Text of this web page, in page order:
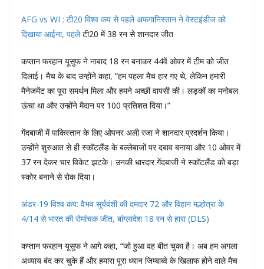
AFG vs WI : टी20 विश्व कप से पहले अफगानिस्तान ने वेस्टइंडीज को
दिखाया आईना, पहलेटी20 में 38 रन से शानदार जीत
कप्तान फरहान यूसुफ ने नाबाद 18 रन बनाकर 44वें ओवर में टीम को जीत
दिलाई। मैच के बाद उन्होंने कहा, “हम पहला मैच हार गए थे, लेकिन हमारी
मैनेजमेंट का पूरा समर्थन मिला और हमने अच्छी वापसी की। लड़कों का मनोबल
ऊंचा था और उन्होंने मैदान पर 100 प्रतिशत दिया।”
गेंदबाजी में पाकिस्तान के लिए ओपनर अली रजा ने शानदार प्रदर्शन किया।
उन्होंने शुरुआत से ही स्कॉटलैंड के बल्लेबाजों पर दबाव बनाया और 10 ओवर में
37 रन देकर चार विकेट झटके। उनकी धारदार गेंदबाजी ने स्कॉटलैंड को बड़ा
स्कोर बनाने से रोक दिया।
अंडर-19 विश्व कप: वैभव सूर्यवंशी की दमदार 72 और विहान मल्होत्रा के
4/14 से भारत की रोमांचक जीत, बांग्लादेश 18 रन से हारा (DLS)
कप्तान फरहान यूसुफ ने आगे कहा, “जो हुआ वह बीत चुका है। अब हम अगला
अध्याय बंद कर चुके हैं और हमारा पूरा ध्यान जिम्बाब्वे के खिलाफ होने वाले मैच